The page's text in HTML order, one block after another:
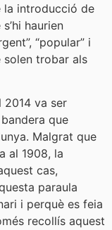
la introducció de
haurien
“popular” i
solen trobar als
2014 va ser
que
Malgrat que
al 1908, la
cas,
paraula
i perquè es feia
recollís aquest